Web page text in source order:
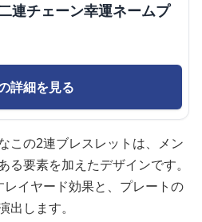
連チェーン幸運ネームプ
詳細を見る
この2連ブレスレットは、メン
る要素を加えたデザインです。
イヤード効果と、プレートの
します。